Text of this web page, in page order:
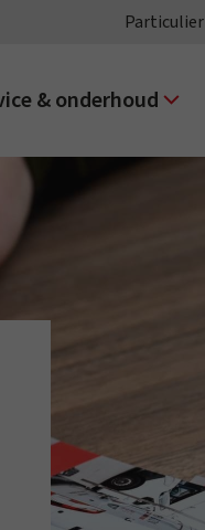
Particulier
& onderhoud